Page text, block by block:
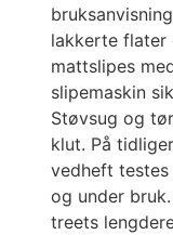
lakkerte
mattslipes
slipemaskin
Støvsug og
klut. På
vedheft
og under
treets